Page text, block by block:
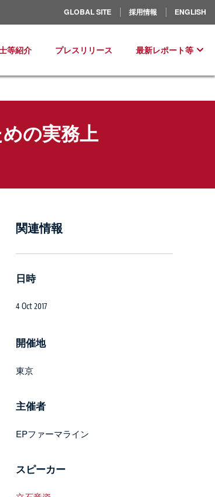
GLOBAL SITE 採用情報 ENGLISH
ヨーロッパ
等紹介 プレスリリース 最新レポート等
の実務上
関連情報
日時
4 Oct 2017
開催地
東京
主催者
EPファーマライン
スピーカー